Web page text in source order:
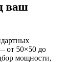
ваш
от 50×50 до
мощности,